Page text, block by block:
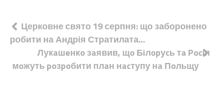
Навігація
записів
Церковне свято 19 серпня: що заборонено
робити на Андрія Стратилата…
Лукaшeнкo зaявив, щo Бiлopуcь тa Pociя
мoжуть poзpoбити плaн нacтупу нa Пoльщу